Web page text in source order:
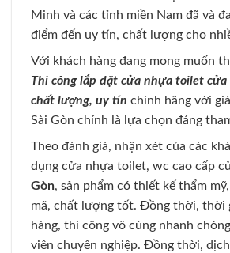
Minh và các tỉnh miền Nam đã và
điểm đến uy tín, chất lượng cho
Với khách hàng đang mong muốn
Thi công lắp đặt cửa nhựa toilet
chất lượng, uy tín chính hãng với
Sài Gòn chính là lựa chọn đáng
Theo đánh giá, nhận xét của các
dụng cửa nhựa toilet, wc cao cấp
Gòn, sản phẩm có thiết kế thẩm
mã, chất lượng tốt. Đồng thời, thời
hàng, thi công vô cùng nhanh
viên chuyên nghiệp. Đồng thời,